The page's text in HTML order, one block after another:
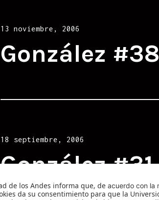
Posted
13 noviembre, 2006
González #38
Posted
18 septiembre, 2006
González #31